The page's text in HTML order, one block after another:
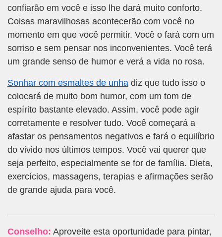
confiarão em você e isso lhe dará muito conforto.
Coisas maravilhosas acontecerão com você no
momento em que você permitir. Você o fará com um
sorriso e sem pensar nos inconvenientes. Você terá
um grande senso de humor e verá a vida no rosa.
Sonhar com esmaltes de unha diz que tudo isso o
colocará de muito bom humor, com um tom de
espírito bastante elevado. Assim, você pode agir
corretamente e resolver tudo. Você começará a
afastar os pensamentos negativos e fará o equilíbrio
do vivido nos últimos tempos. Você vai querer que
seja perfeito, especialmente se for de família. Dieta,
exercícios, massagens, terapias e afirmações serão
de grande ajuda para você.
Conselho: Aproveite esta oportunidade para pintar,